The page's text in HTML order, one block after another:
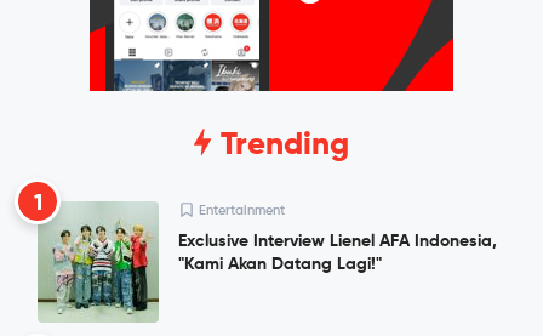
Trending
1 Entertainment
Exclusive Interview Lienel AFA Indonesia,
"Kami Akan Datang Lagi!"